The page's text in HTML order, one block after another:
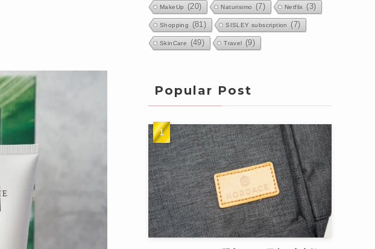
MakeUp (20) Naturisimo (7) Netflix (3)
Shopping (81) SISLEY subscription (7)
SkinCare (49) Travel (9)
Popular Post